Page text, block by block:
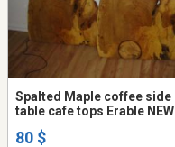
Spalted Maple coffee side
table cafe tops Erable NEW
80 $